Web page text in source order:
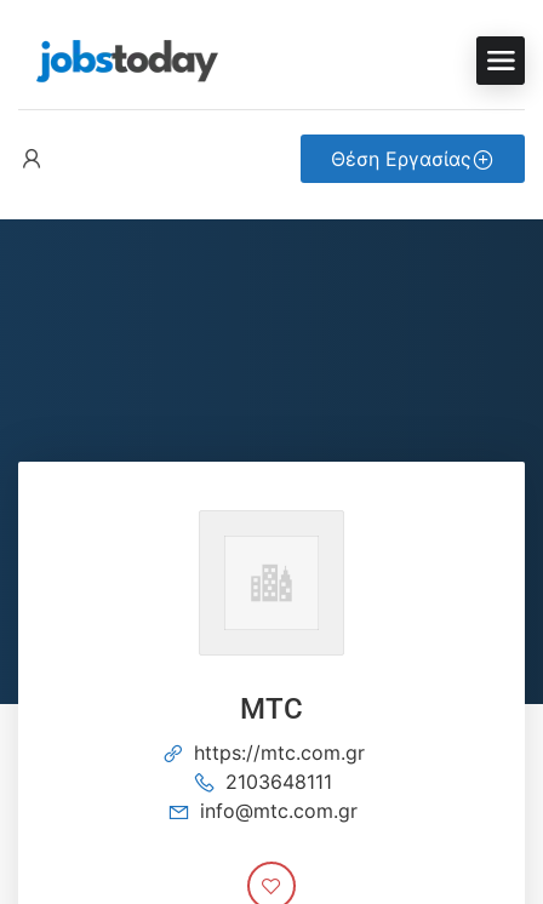
Θέση Εργασίας
MTC
https://mtc.com.gr
2103648111
info@mtc.com.gr